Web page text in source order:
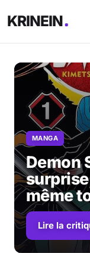
KRINEIN
MANGA
Demon
même
Lire la